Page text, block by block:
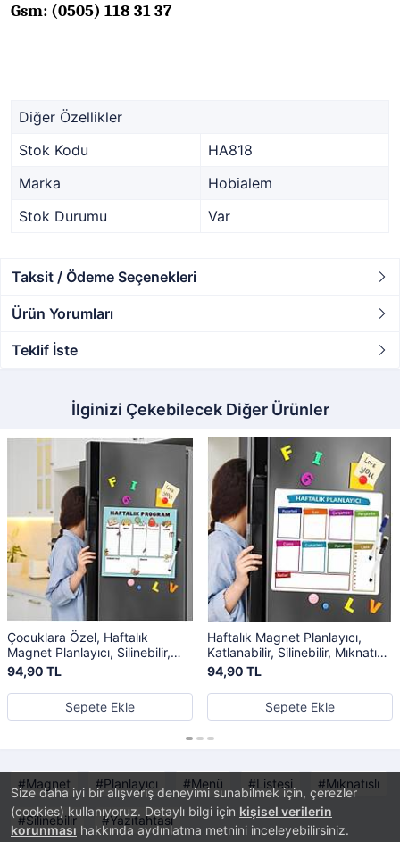
Size daha iyi bir alışveriş deneyimi sunabilmek için, çerezler
(cookies) kullanıyoruz. Detaylı bilgi için kişisel verilerin
korunması hakkında aydınlatma metnini inceleyebilirsiniz.
Gsm: (0505) 118 31 37
Diğer Özellikler
Stok Kodu
HA818
Marka
Hobialem
Stok Durumu
Var
Taksit / Ödeme Seçenekleri
Ürün Yorumları
Teklif İste
İlginizi Çekebilecek Diğer Ürünler
Çocuklara Özel, Haftalık
Magnet Planlayıcı, Silinebilir,
Mıknatıslı Yazı Tahtası + 3 Adet
Kalem
94,90 TL
Sepete Ekle
Haftalık Magnet Planlayıcı,
Katlanabilir, Silinebilir, Mıknatıslı
Yazı Tahtası Pano + 2 Kalem
94,90 TL
Sepete Ekle
Magnet Planlayıcı Menü Listesi Mıknatıslı
Silinebilir Yazıtahtası